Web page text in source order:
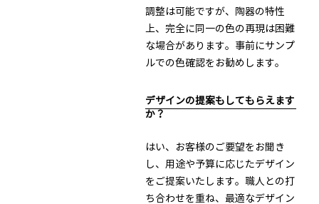
調整は可能ですが、陶器の特性
上、完全に同一の色の再現は困難
な場合があります。事前にサンプ
ルでの色確認をお勧めします。
デザインの提案もしてもらえます
か？
はい、お客様のご要望をお聞き
し、用途や予算に応じたデザイン
をご提案いたします。職人との打
ち合わせを重ね、最適なデザイン